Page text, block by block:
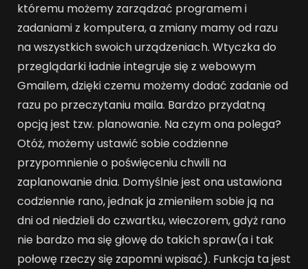
któremu możemy zarządzać programem i
zadaniami z komputera, a zmiany mamy od razu
na wszystkich swoich urządzeniach. Wtyczka do
przeglądarki ładnie integruje się z webowym
Gmailem, dzięki czemu możemy dodać zadanie od
razu po przeczytaniu maila. Bardzo przydatną
opcją jest tzw. planowanie. Na czym ona polega?
Otóż, możemy ustawić sobie codzienne
przypomnienie o poświęceniu chwili na
zaplanowanie dnia. Domyślnie jest ona ustawiona
codziennie rano, jednak ja zmieniłem sobie ją na
dni od niedzieli do czwartku, wieczorem, gdyż rano
nie bardzo ma się głowę do takich spraw(a i tak
połowę rzeczy się zapomni wpisać). Funkcja ta jest